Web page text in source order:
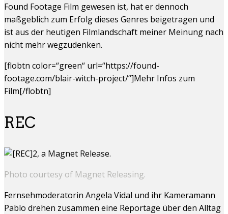
Found Footage Film gewesen ist, hat er dennoch
maßgeblich zum Erfolg dieses Genres beigetragen und
ist aus der heutigen Filmlandschaft meiner Meinung nach
nicht mehr wegzudenken.
[flobtn color=“green“ url=“https://found-
footage.com/blair-witch-project/“]Mehr Infos zum
Film[/flobtn]
REC
Photo courtesy of Magnet Releasing.
Fernsehmoderatorin Angela Vidal und ihr Kameramann
Pablo drehen zusammen eine Reportage über den Alltag